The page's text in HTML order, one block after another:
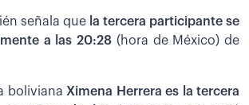
señala que la tercera participante se
a las 20:28 (hora de México) de
boliviana Ximena Herrera es la tercera